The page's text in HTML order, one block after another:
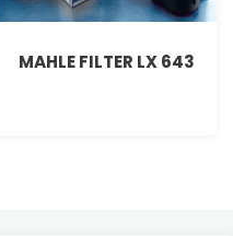
MAHLE FILTER LX 643